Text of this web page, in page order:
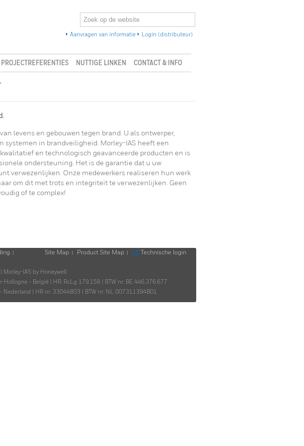
Aanvragen van informatie Login (distributeur)
PROJECTREFERENTIES NUTTIGE LINKEN CONTACT & INFO
levens en gebouwen tegen brand. U als ontwerper,
systemen in brandveiligheid. Morley-IAS heeft een
en technologisch geavanceerde producten en is
ondersteuning. Het is de garantie dat u uw
verwezenlijken. Onze medewerkers realiseren hun werk
om dit met trots en integriteit te verwezenlijken. Geen
of te complex!
Site Map Product Site Map Technische login
IAS by Honeywell
- België | HR. RcLg 179.158 | BTW nr: BE 446.376.677
Nederland | HR nr: 33044803 | BTW nr: NL 007311394B01